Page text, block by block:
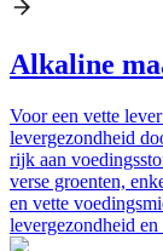
Alkaline
Voor een vette
levergezondheid
rijk aan
verse groenten,
en vette
levergezondheid